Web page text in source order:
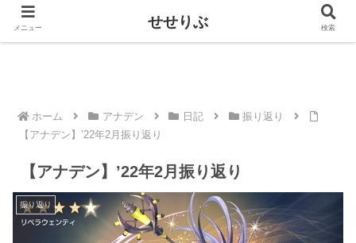
せせりぶ
ホーム アナデン 日記
振り返り
【アナデン】’22年2月振り返り
【アナデン】’22年2月振り返り
振り返り
メニュー せせりぶ 検索